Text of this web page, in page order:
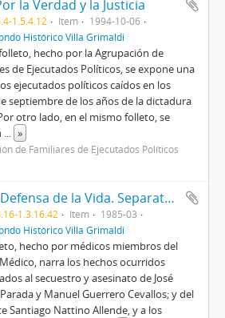
la Verdad y la Justicia
1.5.4.12 Item
1994-10-06
Histórico Villa Grimaldi
hecho por la Agrupación de
de Ejecutados Políticos, se expone una
ejecutados políticos caídos en los
septiembre de los años de la dictadura
otro lado, en el mismo folleto, se
... »
de Familiares de Ejecutados Políticos
Por la Defensa de la Vida. Separata Revista Vida Médica. Publicación Oficial del Colegio Médico de Chile
1.3.16.42 Item
1985-03
Histórico Villa Grimaldi
hecho por médicos miembros del
narra los hechos ocurridos
al secuestro y asesinato de José
y Manuel Guerrero Cevallos; y del
Santiago Nattino Allende, y a los